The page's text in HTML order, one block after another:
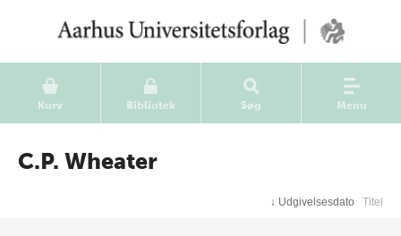
Kurv Bibliotek Søg Menu
C.P. Wheater
↓ Udgivelsesdato Titel